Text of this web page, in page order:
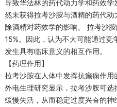
导致华法林的药代动力学和药效
然未获得拉考沙胺与酒精的药代
除酒精对药效学的影响。 拉考沙
15%。因此，认为不大可能通过
发生具有临床意义的相互作用。
【药理作用】
拉考沙胺在人体中发挥抗癫痫作
外电生理研究显示，拉考沙胺可
缓慢失活，从而稳定过度兴奋的